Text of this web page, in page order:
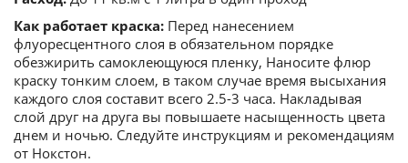
Как работает краска: Перед нанесением
флуоресцентного слоя в обязательном порядке
обезжирить самоклеющуюся пленку, Наносите флюр
краску тонким слоем, в таком случае время высыхания
каждого слоя составит всего 2.5-3 часа. Накладывая
слой друг на друга вы повышаете насыщенность цвета
днем и ночью. Следуйте инструкциям и рекомендациям
от Нокстон.